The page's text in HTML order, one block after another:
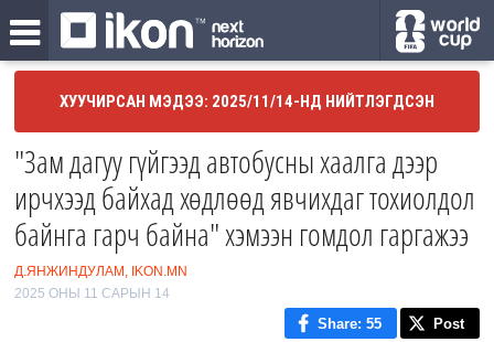
ХУУЧИРСАН МЭДЭЭ: 2025/11/14-НД НИЙТЛЭГДСЭН
"Зам дагуу гүйгээд автобусны хаалга дээр
ирчхээд байхад хөдлөөд явчихдаг тохиолдол
байнга гарч байна" хэмээн гомдол гаргажээ
Д.ЯНЖИНДУЛАМ, IKON.MN
2025 ОНЫ 11 САРЫН 14
Share: 55 Post